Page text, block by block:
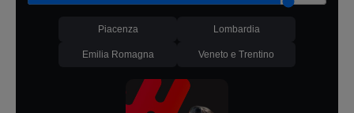
Piacenza Lombardia
Emilia Romagna Veneto e Trentino